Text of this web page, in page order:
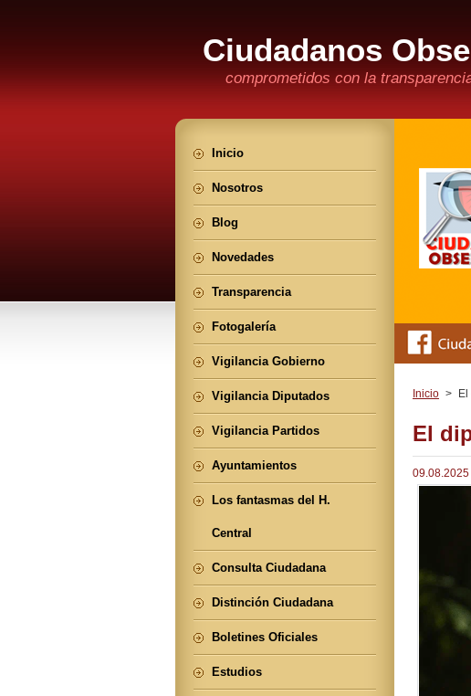
Ciudadanos
comprometidos con la
Inicio >
El
09.08.2025
Inicio
Nosotros
Blog
Novedades
Transparencia
Fotogalería
Vigilancia Gobierno
Vigilancia Diputados
Vigilancia Partidos
Ayuntamientos
Los fantasmas del H.
Central
Consulta Ciudadana
Distinción Ciudadana
Boletines Oficiales
Estudios